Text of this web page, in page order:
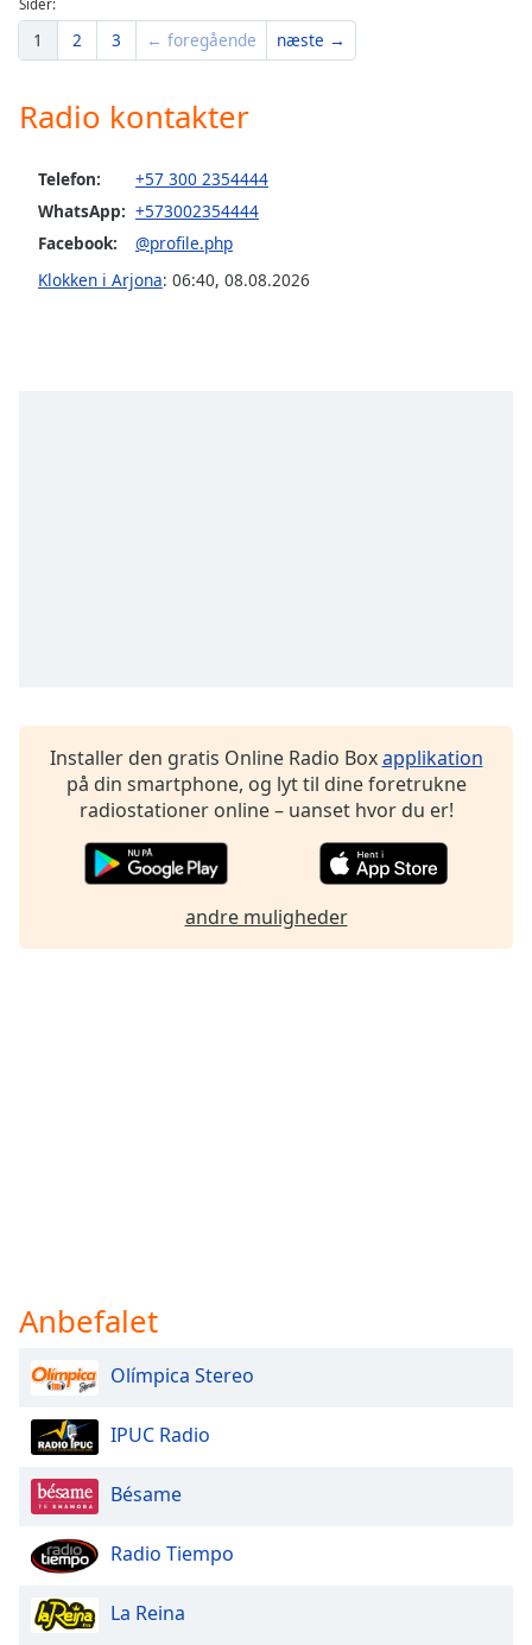
Opacity
Area
Color
Opacity
Sider:
1 2 3 ← foregående næste →
Radio kontakter
Telefon:
+57 300 2354444
WhatsApp: +573002354444
Facebook:
@profile.php
Klokken i Arjona: 06:40, 08.08.2026
Installer den gratis Online Radio Boxapplikation
på din smartphone, og lyt til dine foretrukne
radiostationer online – uanset hvor du er!
andre muligheder
Anbefalet
Olímpica Stereo
IPUC Radio
Bésame
Radio Tiempo
La Reina